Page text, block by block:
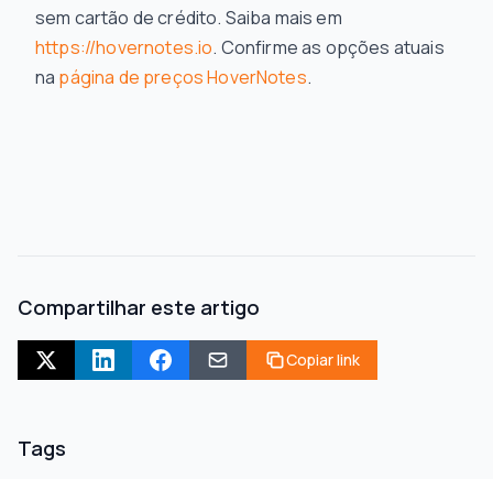
sem cartão de crédito. Saiba mais em
https://hovernotes.io. Confirme as opções atuais
na página de preços HoverNotes.
Compartilhar este artigo
Copiar link
Tags